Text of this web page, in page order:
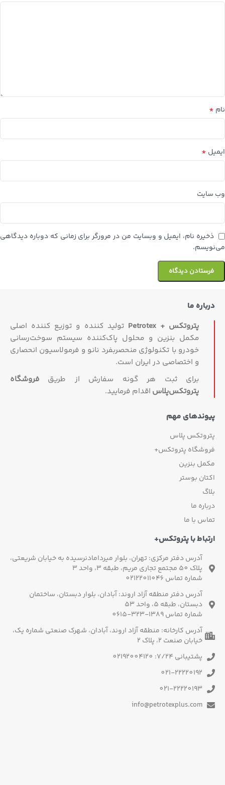
نام *
ایمیل *
وب‌ سایت
ذخیره نام، ایمیل و وبسایت من در مرورگر برای زمانی که دوباره دیدگاهی
می‌نویسم.
درباره ما
پتروتکس + Petrotex
تولید کننده و توزیع کننده اصلی
مکمل بنزین و محلول پاک‌کننده سیستم سوخت‌رسانی
خودرو با تکنولوژی منحصربفرد نانو و فرمولاسیون انحصاری
و اختصاصی در ایران است.
برای ثبت هر گونه سفارش از طریق فروشگاه
پتروتکس‏‌پلاس اقدام فرمایید.
پیوندهای مهم
پتروتکس پلاس
فروشگاه پتروتکس+
مکمل بنزین
اکتان بوستر
بلاگ
درباره ما
تماس با ما
ارتباط با پتروتکس+
آدرس دفتر مرکزی: تهران، بلوار میردامادنرسیده به خیابان شریعتی،
پلاک 50 مجتمع تجاری مریم، طبقه 3، واحد 3
شماره تماس 02122011046
آدرس دفتر منطقه آزاد اروند: آبادان، بلوار دبستان، ساختمان
دبستان، طبقه 5، واحد 53
شماره تماس 1389-323-0615
آدرس کارخانه: منطقه آزاد اروند، آبادان، شهرک صنعتی شماره یک،
خیابان صنعت 2، پلاک 2
پشتیبانی 7/24: 02192004120
021-22220192
021-22220193
info@petrotexplus.com